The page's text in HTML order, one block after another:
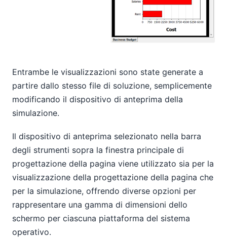
Entrambe le visualizzazioni sono state generate a
partire dallo stesso file di soluzione, semplicemente
modificando il dispositivo di anteprima della
simulazione.
Il dispositivo di anteprima selezionato nella barra
degli strumenti sopra la finestra principale di
progettazione della pagina viene utilizzato sia per la
visualizzazione della progettazione della pagina che
per la simulazione, offrendo diverse opzioni per
rappresentare una gamma di dimensioni dello
schermo per ciascuna piattaforma del sistema
operativo.